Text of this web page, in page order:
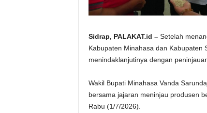
Sidrap, PALAKAT.id –Setelah
Kabupaten Minahasa dan Kabupaten
menindaklanjutinya dengan
Wakil Bupati Minahasa Vanda
bersama jajaran meninjau produsen
Rabu (1/7/2026).